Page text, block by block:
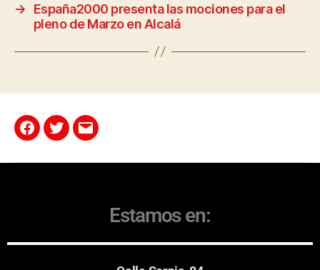
→
España2000 presenta las mociones para el
pleno de Marzo en Alcalá
Estamos en: